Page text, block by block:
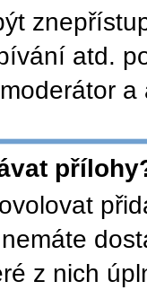
atd.
z nich